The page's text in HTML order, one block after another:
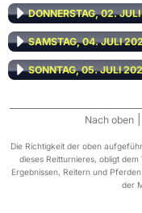
DONNERSTAG, 02.
SAMSTAG, 04. JULI
SONNTAG, 05. JULI
Nach oben
Die Richtigkeit der oben
dieses Reitturnieres, obligt
Ergebnissen, Reitern und
der